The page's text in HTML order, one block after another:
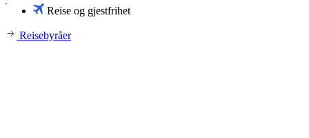
Reise og gjestfrihet
Reisebyråer